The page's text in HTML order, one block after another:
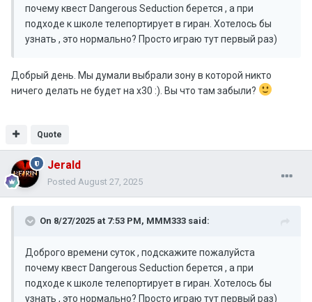
почему квест Dangerous Seduction берется , а при
подходе к школе телепортирует в гиран. Хотелось бы
узнать , это нормально? Просто играю тут первый раз)
Добрый день. Мы думали выбрали зону в которой никто
ничего делать не будет на х30 :). Вы что там забыли?
Quote
Jerald
Posted August 27, 2025
On 8/27/2025 at 7:53 PM, MMM333 said:
Доброго времени суток , подскажите пожалуйста
почему квест Dangerous Seduction берется , а при
подходе к школе телепортирует в гиран. Хотелось бы
узнать , это нормально? Просто играю тут первый раз)